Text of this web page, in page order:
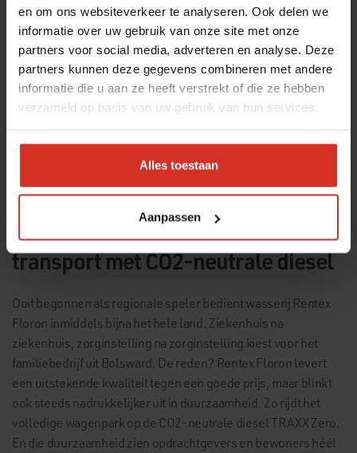
en om ons websiteverkeer te analyseren. Ook delen we
informatie over uw gebruik van onze site met onze
partners voor social media, adverteren en analyse. Deze
partners kunnen deze gegevens combineren met andere
informatie die u aan ze heeft verstrekt of die ze hebben
verzameld op basis van uw gebruik van hun services.
Alles toestaan
Aanpassen
Rentex Floron zet in op duurzaam
transport met CO2-neutrale diesel
Ooit begonnen als regionale speler bedient wasserij Rentex
Floron inmiddels bijna het hele land. Ziekenhuis na
ziekenhuis, zorginstelling na zorginstelling kiest voor het
familiebedrijf uit Bolsward. De reden? Rentex Floron levert
een uitstekende kwaliteit tegen een goede prijs, maar blinkt
ook steeds nadrukkelijker uit in duurzaamheid. Zo rijdt het
volledige wagenpark op de CO2-neutrale diesel TRAXX Zero.
En die duurzaamheid zien opdrachtgevers en bewoners héél